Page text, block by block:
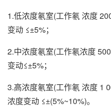
1.低浓度氡室(工作氡 浓度
变动 ≤±5%；
2.中浓度氡室(工作氡浓度
变动≤±5%；
3.高浓度氡室(工作氡 浓度 1
浓度变动 ≤±(5%~10%)。